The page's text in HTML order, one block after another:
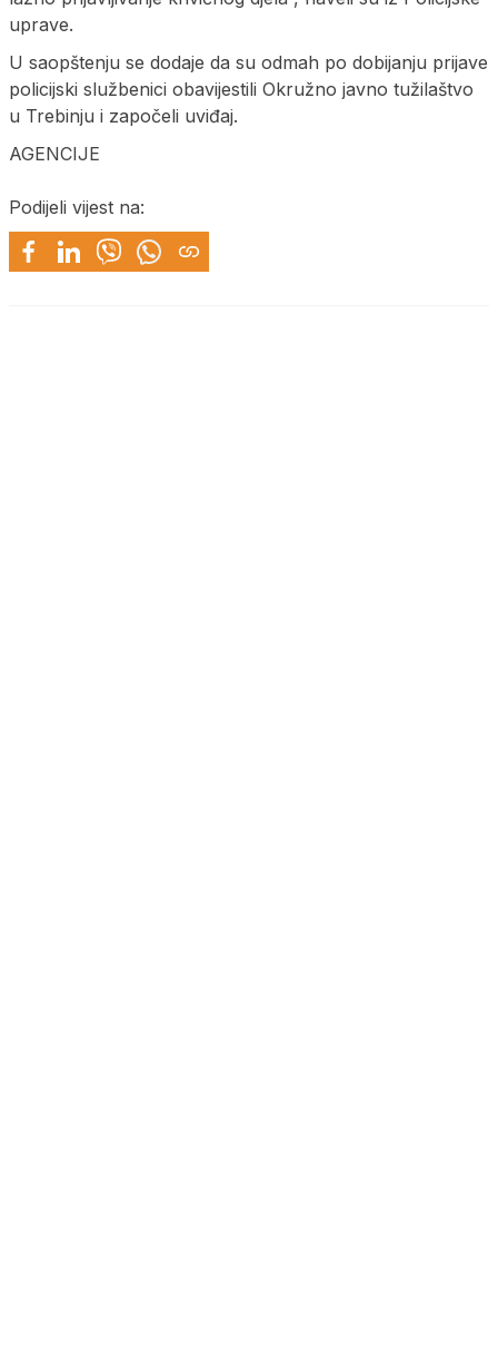
uprave.
U saopštenju se dodaje da su odmah po dobijanju prijave
policijski službenici obavijestili Okružno javno tužilaštvo
u Trebinju i započeli uviđaj.
AGENCIJE
Podijeli vijest na: